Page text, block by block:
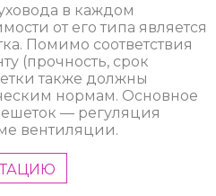
в каждом
от его типа является
Помимо соответствия
(прочность, срок
также должны
нормам. Основное
— регуляция
вентиляции.